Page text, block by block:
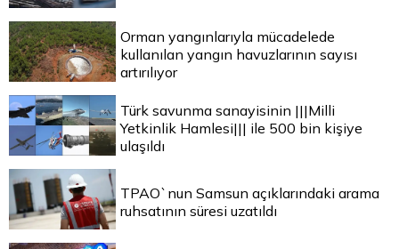
Orman yangınlarıyla mücadelede
kullanılan yangın havuzlarının sayısı
artırılıyor
Türk savunma sanayisinin |||Milli
Yetkinlik Hamlesi||| ile 500 bin kişiye
ulaşıldı
TPAO`nun Samsun açıklarındaki arama
ruhsatının süresi uzatıldı